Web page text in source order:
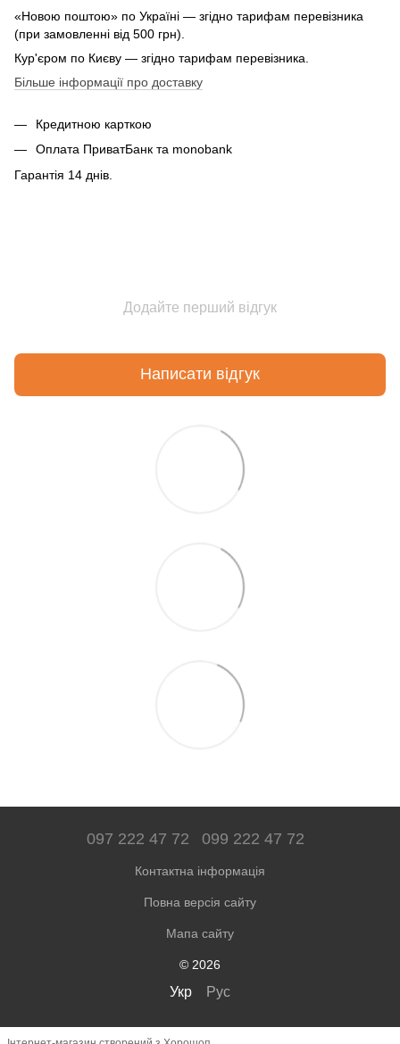
«Новою поштою» по Україні — згідно тарифам перевізника
(при замовленні від 500 грн).
Кур'єром по Києву — згідно тарифам перевізника.
Більше інформації про доставку
Кредитною карткою
Оплата ПриватБанк та monobank
Гарантія 14 днів.
Додайте перший відгук
Написати відгук
097 222 47 72 099 222 47 72
Контактна інформація
Повна версія сайту
Мапа сайту
© 2026
Укр Рус